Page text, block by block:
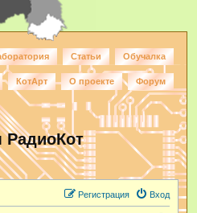
Статьи Обучалка
КотАрт О проекте Форум
Вход
Регистрация